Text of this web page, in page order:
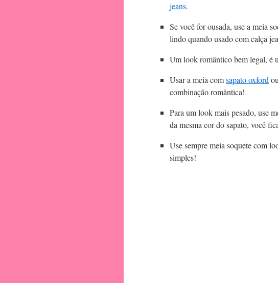
jeans.
Se você for ousada, use a meia
lindo quando usado com calça
Um look romântico bem legal, é
Usar a meia comsapato oxford ou
combinação romântica!
Para um look mais pesado, use
da mesma cor do sapato, você
Use sempre meia soquete com
simples!